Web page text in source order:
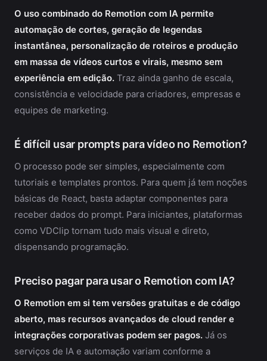
O uso combinado do Remotion com IA permite
automação de cortes, geração de legendas
instantânea, personalização de roteiros e produção
em massa de vídeos curtos e virais, mesmo sem
experiência em edição. Traz ainda ganho de escala,
consistência e velocidade para criadores, empresas e
equipes de marketing.
É difícil usar prompts para vídeo no Remotion?
O processo pode ser simples, especialmente com
tutoriais e templates prontos. Para quem já tem noções
básicas de React, basta adaptar componentes para
receber dados do prompt. Para iniciantes, plataformas
como VDClip tornam tudo mais visual e direto,
dispensando programação.
Preciso pagar para usar o Remotion com IA?
O Remotion em si tem versões gratuitas e de código
aberto, mas recursos avançados de cloud render e
integrações corporativas podem ser pagos. Já os
serviços de IA e automação variam conforme a